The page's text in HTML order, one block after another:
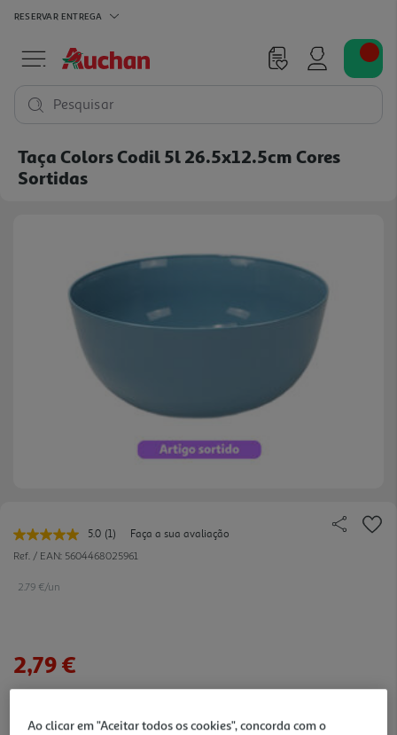
RESERVAR ENTREGA
Pesquisar
Taça Colors Codil 5l 26.5x12.5cm Cores
Sortidas
5.0 Leu
uma
(1)
Faça a sua avaliação
Ref. / EAN: 5604468025961
2.79 €/un
2,79 €
Ao clicar em "Aceitar todos os cookies", concorda com o